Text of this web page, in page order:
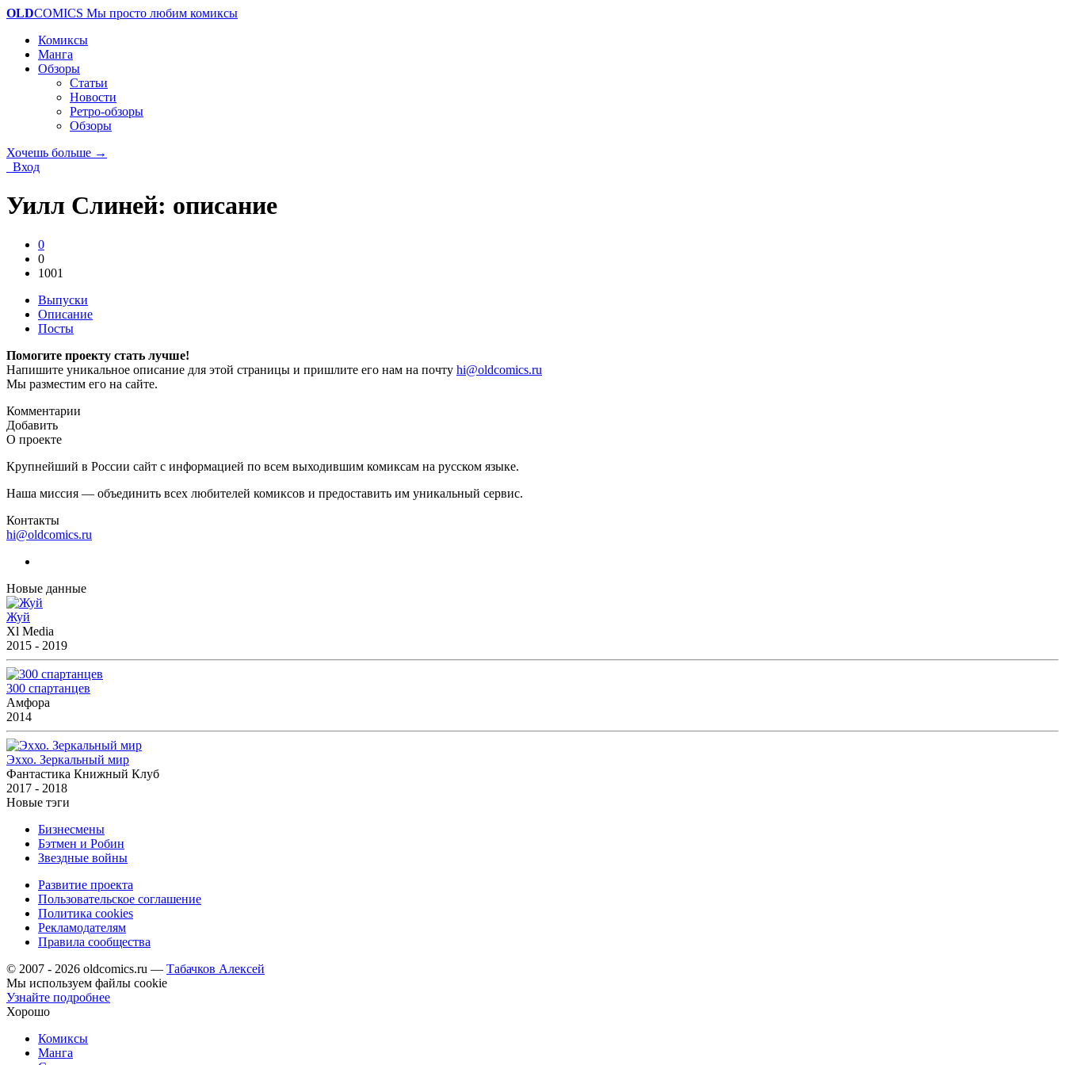
OLDCOMICS Мы просто любим комиксы
Комиксы
Манга
Обзоры
Статьи
Новости
Ретро-обзоры
Обзоры
Хочешь больше →
Вход
Уилл Слиней: описание
0
0
1001
Выпуски
Описание
Посты
Помогите проекту стать лучше!
Напишите уникальное описание для этой страницы и пришлите его нам на почту hi@oldcomics.ru
Мы разместим его на сайте.
Комментарии
Добавить
О проекте
Крупнейший в России сайт с информацией по всем выходившим комиксам на русском языке.
Наша миссия — объединить всех любителей комиксов и предоставить им уникальный сервис.
Контакты
hi@oldcomics.ru
Новые данные
Жуй
Xl Media
2015 - 2019
300 спартанцев
Амфора
2014
Эххо. Зеркальный мир
Фантастика Книжный Клуб
2017 - 2018
Новые тэги
Бизнесмены
Бэтмен и Робин
Звездные войны
Развитие проекта
Пользовательское соглашение
Политика cookies
Рекламодателям
Правила сообщества
© 2007 - 2026 oldcomics.ru — Табачков Алексей
Мы используем файлы cookie
Узнайте подробнее
Хорошо
Комиксы
Манга